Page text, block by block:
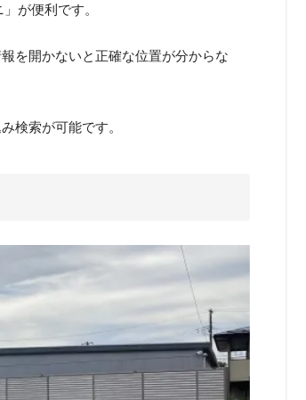
が便利です。
を開かないと正確な位置が分からな
検索が可能です。